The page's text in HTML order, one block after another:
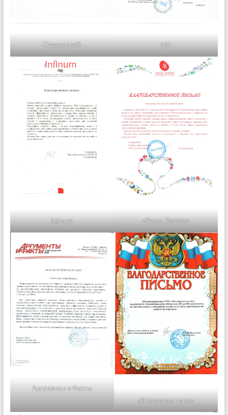
Ордерстрой IBA
Infinum «Лукас Золото»
Аргументы и Факты
«Универсам плюс»